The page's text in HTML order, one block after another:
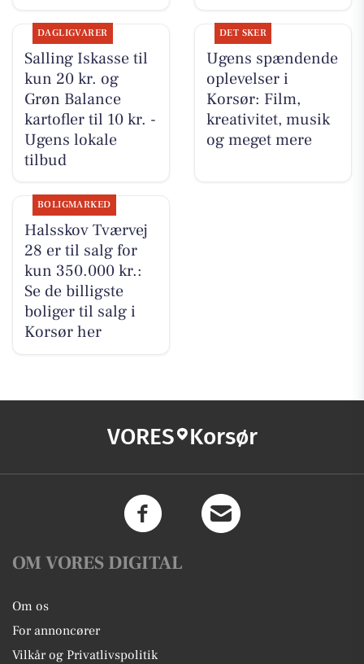
DAGLIGVARER
Salling Iskasse til
kun 20 kr. og
Grøn Balance
kartofler til 10 kr. -
Ugens lokale
tilbud
DET SKER
Ugens spændende
oplevelser i
Korsør: Film,
kreativitet, musik
og meget mere
BOLIGMARKED
Halsskov Tværvej
28 er til salg for
kun 350.000 kr.:
Se de billigste
boliger til salg i
Korsør her
VORES Korsør
OM VORES DIGITAL
Om os
For annoncører
Vilkår og Privatlivspolitik